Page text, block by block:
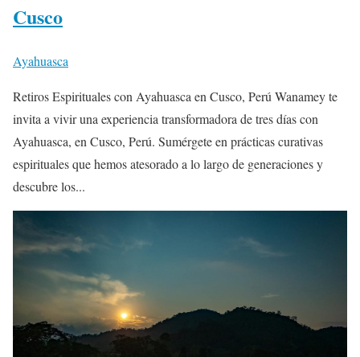
Cusco
Ayahuasca
Retiros Espirituales con Ayahuasca en Cusco, Perú Wanamey te
invita a vivir una experiencia transformadora de tres días con
Ayahuasca, en Cusco, Perú. Sumérgete en prácticas curativas
espirituales que hemos atesorado a lo largo de generaciones y
descubre los...